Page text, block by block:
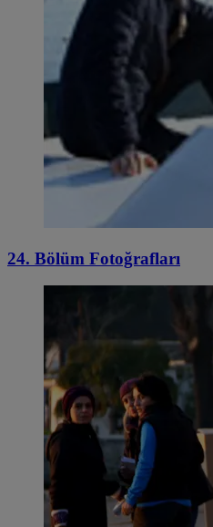
24. Bölüm Fotoğrafları